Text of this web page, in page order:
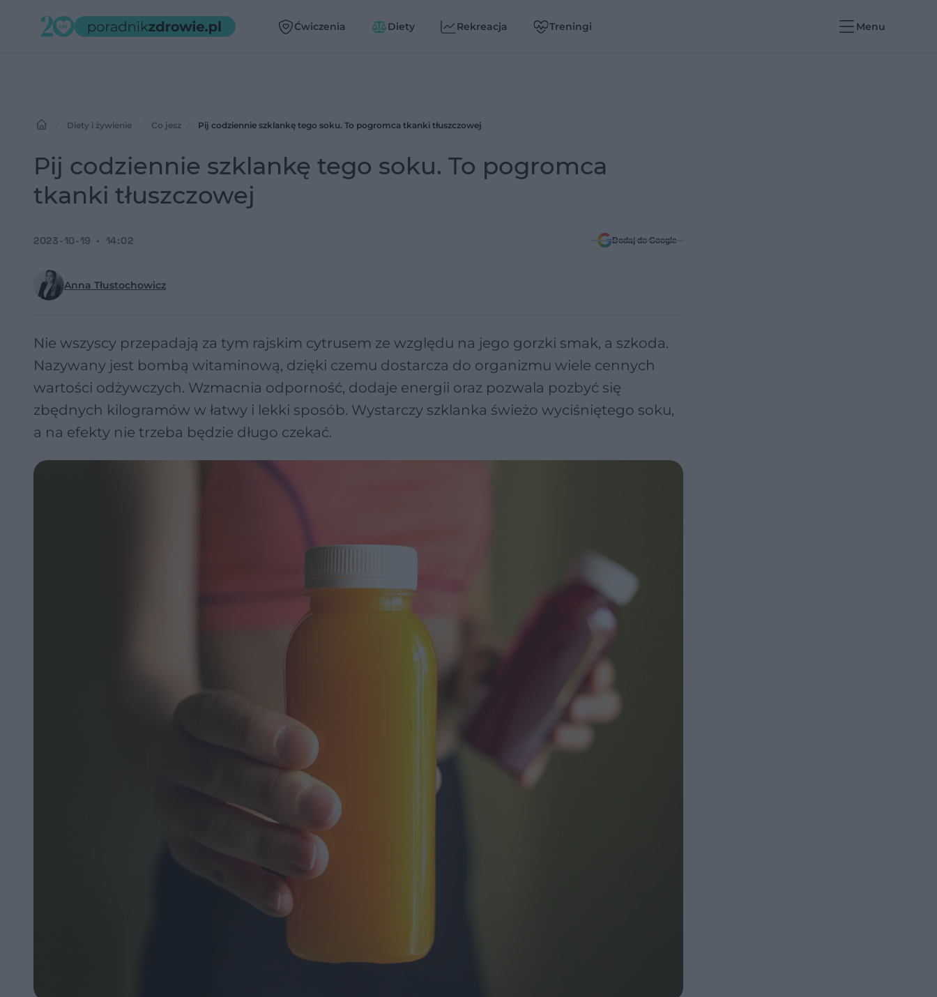
Ćwiczenia Diety Rekreacja Treningi Menu
Diety i żywienie Co jesz Pij codziennie szklankę tego soku. To pogromca tkanki tłuszczowej
Pij codziennie szklankę tego soku. To pogromca
tkanki tłuszczowej
Anna Tłustochowicz
2023-10-19 14:02 Dodaj do Google
Nie wszyscy przepadają za tym rajskim cytrusem ze względu na jego gorzki smak, a szkoda.
Nazywany jest bombą witaminową, dzięki czemu dostarcza do organizmu wiele cennych
wartości odżywczych. Wzmacnia odporność, dodaje energii oraz pozwala pozbyć się
zbędnych kilogramów w łatwy i lekki sposób. Wystarczy szklanka świeżo wyciśniętego soku,
a na efekty nie trzeba będzie długo czekać.